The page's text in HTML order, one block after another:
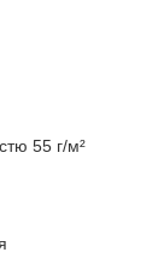
55 г/м²